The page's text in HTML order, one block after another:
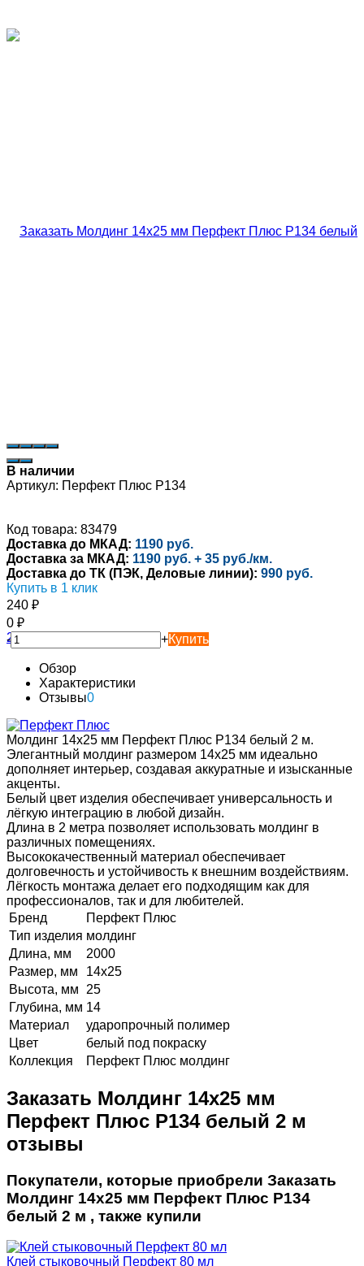
В наличии
Артикул: Перфект Плюс P134
Код товара: 83479
Доставка до МКАД: 1190 руб.
Доставка за МКАД: 1190 руб. + 35 руб./км.
Доставка до ТК (ПЭК, Деловые линии): 990 руб.
Купить в 1 клик
240 ₽
0 ₽
-
+Купить
Обзор
Характеристики
Отзывы0
Молдинг 14х25 мм Перфект Плюс P134 белый 2 м.
Элегантный молдинг размером 14х25 мм идеально
дополняет интерьер, создавая аккуратные и изысканные
акценты.
Белый цвет изделия обеспечивает универсальность и
лёгкую интеграцию в любой дизайн.
Длина в 2 метра позволяет использовать молдинг в
различных помещениях.
Высококачественный материал обеспечивает
долговечность и устойчивость к внешним воздействиям.
Лёгкость монтажа делает его подходящим как для
профессионалов, так и для любителей.
Бренд
Перфект Плюс
Тип изделия молдинг
Длина, мм
2000
Размер, мм
14х25
Высота, мм
25
Глубина, мм 14
Материал
ударопрочный полимер
Цвет
белый под покраску
Коллекция
Перфект Плюс молдинг
Заказать Молдинг 14х25 мм
Перфект Плюс P134 белый 2 м
отзывы
Покупатели, которые приобрели Заказать
Молдинг 14х25 мм Перфект Плюс P134
белый 2 м , также купили
Клей стыковочный Перфект 80 мл